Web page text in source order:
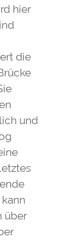
hier
die
und
über